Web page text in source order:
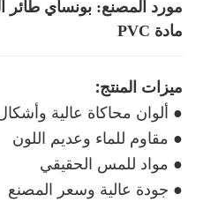
مورد المصنع: بونساي طائر
مادة PVC
ميزات المنتج:
● ألوان محاكاة عالية
● مقاوم للماء وعديم اللون
● مواد للمس الحقيقي
● جودة عالية وسعر المصنع